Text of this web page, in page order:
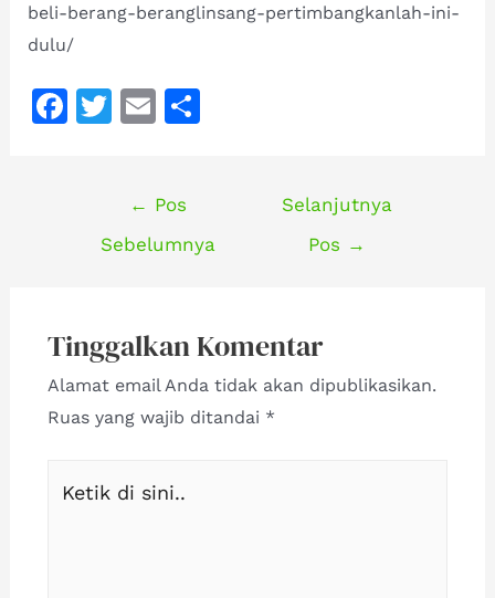
beli-berang-beranglinsang-pertimbangkanlah-ini-
dulu/
F
k
T
te
r
E
l
S
← Pos
Sebelumnya
Selanjutnya
Pos →
Tinggalkan Komentar
Alamat email Anda tidak akan dipublikasikan.
Ruas yang wajib ditandai *